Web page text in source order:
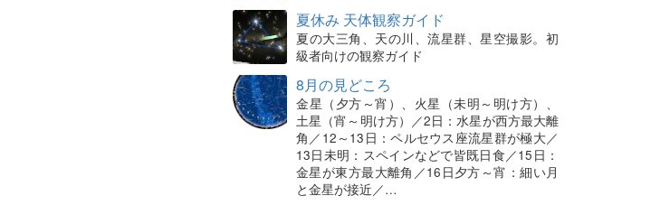
夏休み 天体観察ガイド
夏の大三角、天の川、流星群、星空撮影。初
級者向けの観察ガイド
8月の見どころ
金星（夕方～宵）、火星（未明～明け方）、
土星（宵～明け方）／2日：水星が西方最大離
角／12～13日：ペルセウス座流星群が極大／
13日未明：スペインなどで皆既日食／15日：
金星が東方最大離角／16日夕方～宵：細い月
と金星が接近／…